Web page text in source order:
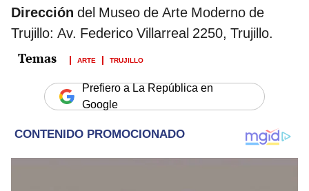
Dirección del Museo de Arte Moderno de
Trujillo: Av. Federico Villarreal 2250, Trujillo.
ARTE TRUJILLO
Prefiero a La República en
Google